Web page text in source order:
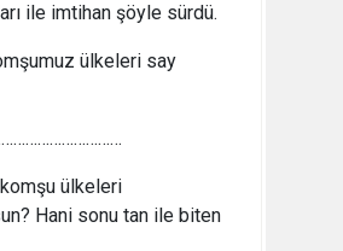
ile imtihan şöyle sürdü.
ülkeleri say
ülkeleri
Hani sonu tan ile biten